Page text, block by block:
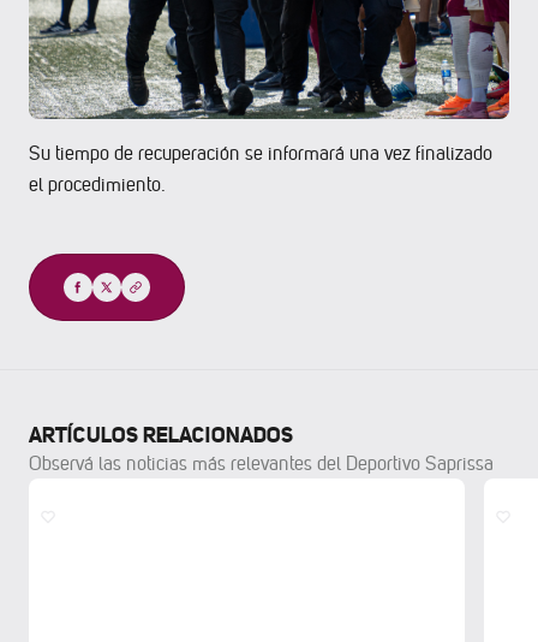
Su tiempo de recuperación se informará una vez finalizado
el procedimiento.
Compartir
ARTÍCULOS RELACIONADOS
Observá las noticias más relevantes del Deportivo Saprissa